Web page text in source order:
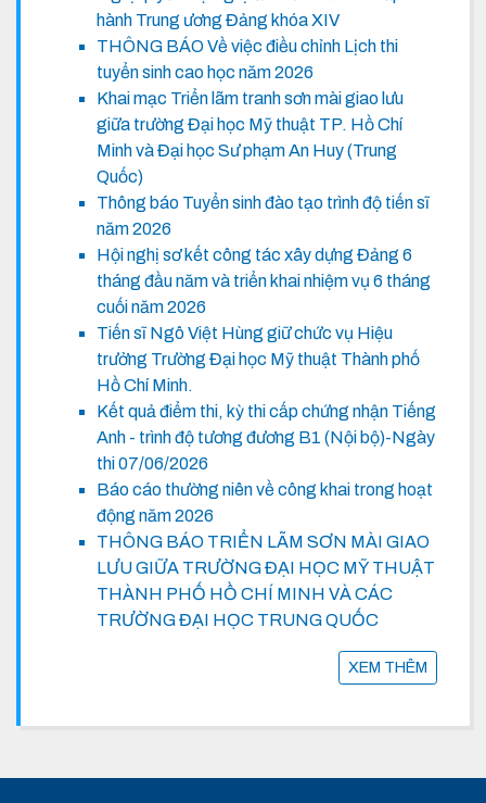
hành Trung ương Đảng khóa XIV
THÔNG BÁO Về việc điều chỉnh Lịch thi
tuyển sinh cao học năm 2026
Khai mạc Triển lãm tranh sơn mài giao lưu
giữa trường Đại học Mỹ thuật TP. Hồ Chí
Minh và Đại học Sư phạm An Huy (Trung
Quốc)
Thông báo Tuyển sinh đào tạo trình độ tiến sĩ
năm 2026
Hội nghị sơ kết công tác xây dựng Đảng 6
tháng đầu năm và triển khai nhiệm vụ 6 tháng
cuối năm 2026
Tiến sĩ Ngô Việt Hùng giữ chức vụ Hiệu
trưởng Trường Đại học Mỹ thuật Thành phố
Hồ Chí Minh.
Kết quả điểm thi, kỳ thi cấp chứng nhận Tiếng
Anh - trình độ tương đương B1 (Nội bộ)-Ngày
thi 07/06/2026
Báo cáo thường niên về công khai trong hoạt
động năm 2026
THÔNG BÁO TRIỂN LÃM SƠN MÀI GIAO
LƯU GIỮA TRƯỜNG ĐẠI HỌC MỸ THUẬT
THÀNH PHỐ HỒ CHÍ MINH VÀ CÁC
TRƯỜNG ĐẠI HỌC TRUNG QUỐC
XEM THÊM